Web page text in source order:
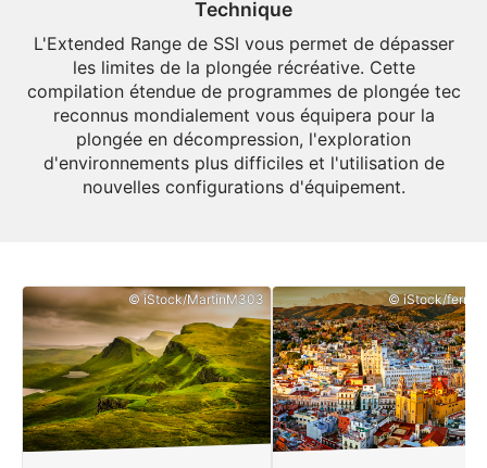
Technique
L'Extended Range de SSI vous permet de dépasser
les limites de la plongée récréative. Cette
compilation étendue de programmes de plongée tec
reconnus mondialement vous équipera pour la
plongée en décompression, l'exploration
d'environnements plus difficiles et l'utilisation de
nouvelles configurations d'équipement.
© iStock/MartinM303 © iStock/